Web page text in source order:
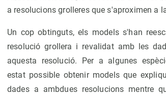
a resolucions grolleres que s'aproximen a
Un cop obtinguts, els models s'han
resolució grollera i revalidat amb les
aquesta resolució. Per a algunes
estat possible obtenir models que
dades a ambdues resolucions mentre